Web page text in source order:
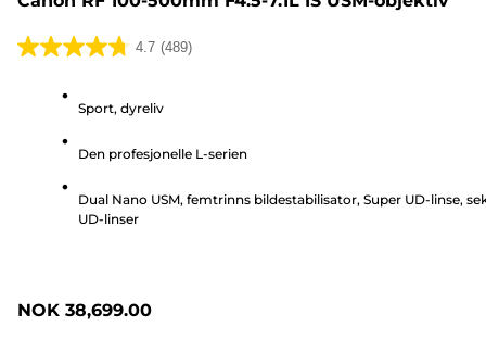
4.7 (489)
4.7
stjerner.
omtaler
Sport, dyreliv
Den profesjonelle L-serien
Dual Nano USM, femtrinns bildestabilisator, Super UD-linse,
UD-linser
NOK 38,699.00